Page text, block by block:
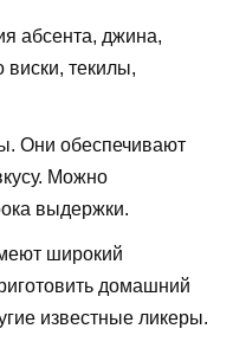
абсента, джина,
виски, текилы,
Они обеспечивают
Можно
выдержки.
широкий
домашний
известные ликеры.